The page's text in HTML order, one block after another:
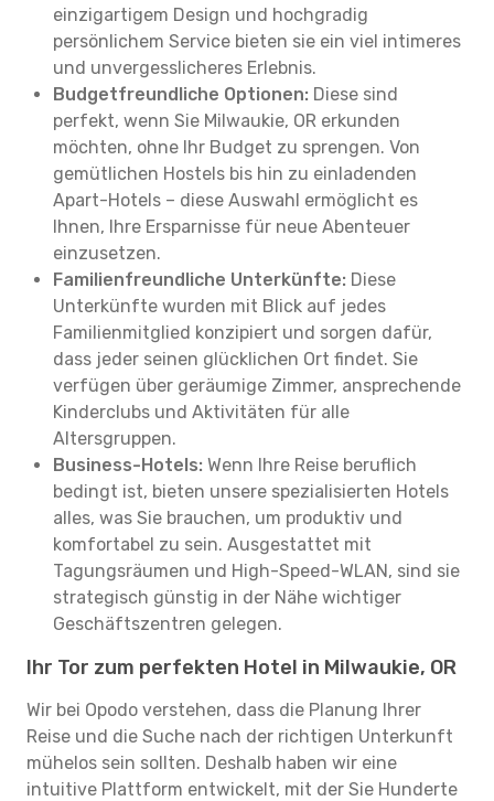
einzigartigem Design und hochgradig
persönlichem Service bieten sie ein viel intimeres
und unvergesslicheres Erlebnis.
Budgetfreundliche Optionen: Diese sind
perfekt, wenn Sie Milwaukie, OR erkunden
möchten, ohne Ihr Budget zu sprengen. Von
gemütlichen Hostels bis hin zu einladenden
Apart-Hotels – diese Auswahl ermöglicht es
Ihnen, Ihre Ersparnisse für neue Abenteuer
einzusetzen.
Familienfreundliche Unterkünfte: Diese
Unterkünfte wurden mit Blick auf jedes
Familienmitglied konzipiert und sorgen dafür,
dass jeder seinen glücklichen Ort findet. Sie
verfügen über geräumige Zimmer, ansprechende
Kinderclubs und Aktivitäten für alle
Altersgruppen.
Business-Hotels: Wenn Ihre Reise beruflich
bedingt ist, bieten unsere spezialisierten Hotels
alles, was Sie brauchen, um produktiv und
komfortabel zu sein. Ausgestattet mit
Tagungsräumen und High-Speed-WLAN, sind sie
strategisch günstig in der Nähe wichtiger
Geschäftszentren gelegen.
Ihr Tor zum perfekten Hotel in Milwaukie, OR
Wir bei Opodo verstehen, dass die Planung Ihrer
Reise und die Suche nach der richtigen Unterkunft
mühelos sein sollten. Deshalb haben wir eine
intuitive Plattform entwickelt, mit der Sie Hunderte